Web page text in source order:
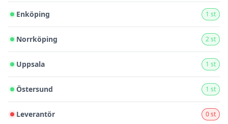
Enköping 1 st
Norrköping 2 st
Uppsala 1 st
Östersund 1 st
Leverantör 0 st